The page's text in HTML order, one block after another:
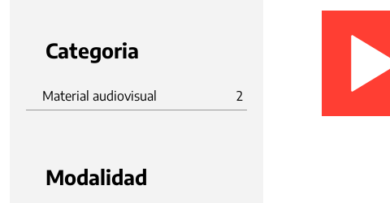
Categoria
Material audiovisual 2
Modalidad